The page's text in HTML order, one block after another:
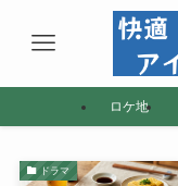
ロケ地
ドラマ